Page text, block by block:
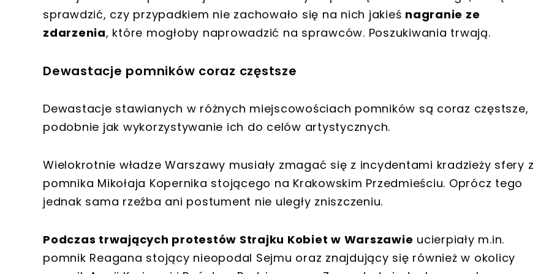
sprawdzić, czy przypadkiem nie zachowało się na nich jakieś nagranie ze
zdarzenia, które mogłoby naprowadzić na sprawców. Poszukiwania trwają.
Dewastacje pomników coraz częstsze
Dewastacje stawianych w różnych miejscowościach pomników są coraz częstsze,
podobnie jak wykorzystywanie ich do celów artystycznych.
Wielokrotnie władze Warszawy musiały zmagać się z incydentami kradzieży sfery z
pomnika Mikołaja Kopernika stojącego na Krakowskim Przedmieściu. Oprócz tego
jednak sama rzeźba ani postument nie uległy zniszczeniu.
Podczas trwających protestów Strajku Kobiet w Warszawie ucierpiały m.in.
pomnik Reagana stojący nieopodal Sejmu oraz znajdujący się również w okolicy